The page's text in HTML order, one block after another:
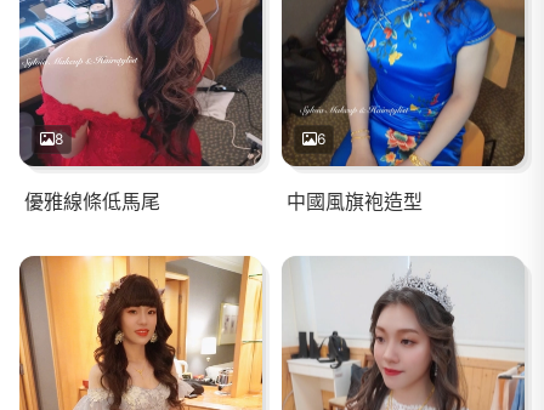
8
優雅線條低馬尾
6
中國風旗袍造型